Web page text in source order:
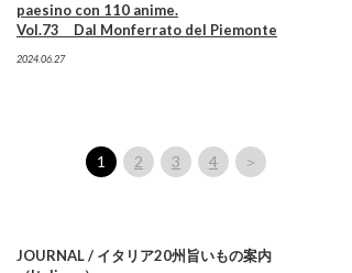
paesino con 110 anime.
Vol.73 Dal Monferrato del Piemonte
2024.06.27
1 2 3 4 ＞
JOURNAL / イタリア20州旨いもの案内